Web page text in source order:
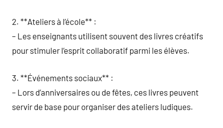
2. **Ateliers à l’école** :
– Les enseignants utilisent souvent des livres créatifs
pour stimuler l’esprit collaboratif parmi les élèves.
3. **Événements sociaux** :
– Lors d’anniversaires ou de fêtes, ces livres peuvent
servir de base pour organiser des ateliers ludiques.